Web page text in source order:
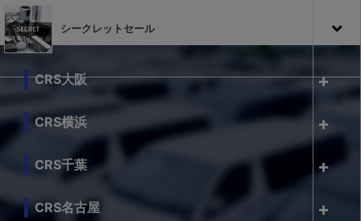
シークレットセール
CRS大阪
CRS横浜
CRS千葉
CRS名古屋